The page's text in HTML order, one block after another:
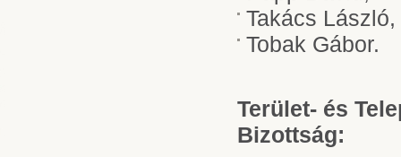
Takács László,
Tobak Gábor.
Terület- és
Bizottság: